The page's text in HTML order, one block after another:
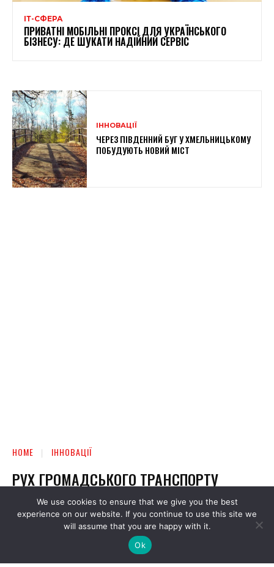
ІТ-СФЕРА
ПРИВАТНІ МОБІЛЬНІ ПРОКСІ ДЛЯ УКРАЇНСЬКОГО
БІЗНЕСУ: ДЕ ШУКАТИ НАДІЙНИЙ СЕРВІС
ІННОВАЦІЇ
ЧЕРЕЗ ПІВДЕННИЙ БУГ У ХМЕЛЬНИЦЬКОМУ
ПОБУДУЮТЬ НОВИЙ МІСТ
We use cookies to ensure that we give you the best
experience on our website. If you continue to use this site we
will assume that you are happy with it.
Ok